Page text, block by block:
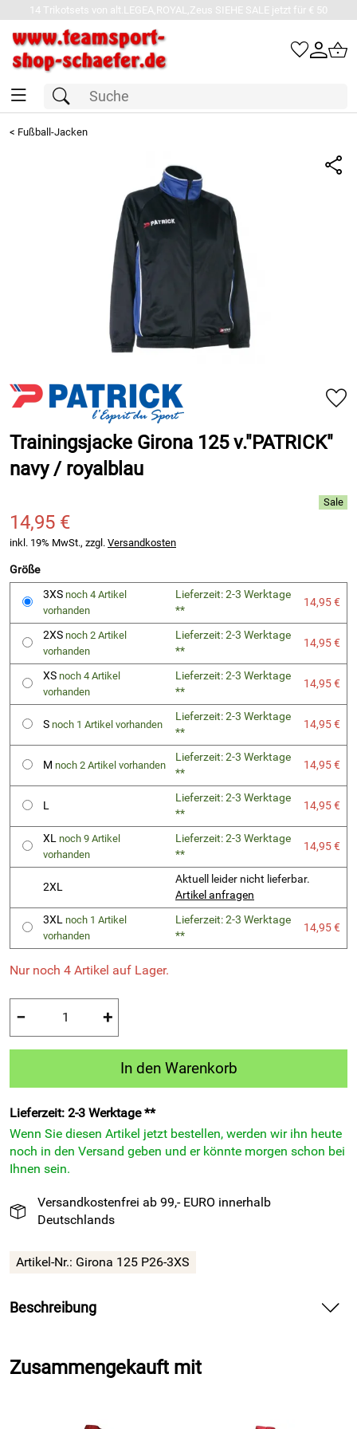
14 Trikotsets von alt.LEGEA,ROYAL,Zeus SIEHE SALE jetzt für € 50
< Fußball-Jacken
Trainingsjacke Girona 125 v."PATRICK"
navy / royalblau
14,95 €
inkl. 19% MwSt., zzgl. Versandkosten
Größe
3XS noch 4 Artikel
vorhanden
Lieferzeit: 2-3 Werktage
**
14,95 €
2XS noch 2 Artikel
vorhanden
Lieferzeit: 2-3 Werktage
**
14,95 €
XS noch 4 Artikel
vorhanden
Lieferzeit: 2-3 Werktage
**
14,95 €
S noch 1 Artikel vorhanden
Lieferzeit: 2-3 Werktage
**
14,95 €
M noch 2 Artikel vorhanden
Lieferzeit: 2-3 Werktage
**
14,95 €
L
Lieferzeit: 2-3 Werktage
**
14,95 €
XL noch 9 Artikel
vorhanden
Lieferzeit: 2-3 Werktage
**
14,95 €
2XL
Aktuell leider nicht lieferbar.
Artikel anfragen
3XL noch 1 Artikel
vorhanden
Lieferzeit: 2-3 Werktage
**
14,95 €
Nur noch 4 Artikel auf Lager.
− +
In den Warenkorb
Lieferzeit: 2-3 Werktage **
Wenn Sie diesen Artikel jetzt bestellen, werden wir ihn heute
noch in den Versand geben und er könnte morgen schon bei
Ihnen sein.
Versandkostenfrei ab 99,- EURO innerhalb
Deutschlands
Artikel-Nr.: Girona 125 P26-3XS
Beschreibung
navy/royalblau — bringt dynamischen Komfort in dein
Fußballtraining und in deine Freizeit.
Zusammengekauft mit